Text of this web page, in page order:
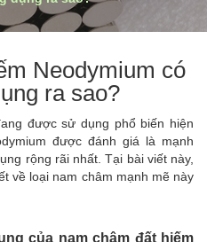
Neodymium có
ra sao?
được sử dụng phổ biến hiện
được đánh giá là mạnh
rộng rãi nhất. Tại bài viết này,
về loại nam châm mạnh mẽ này
của nam châm đất hiếm